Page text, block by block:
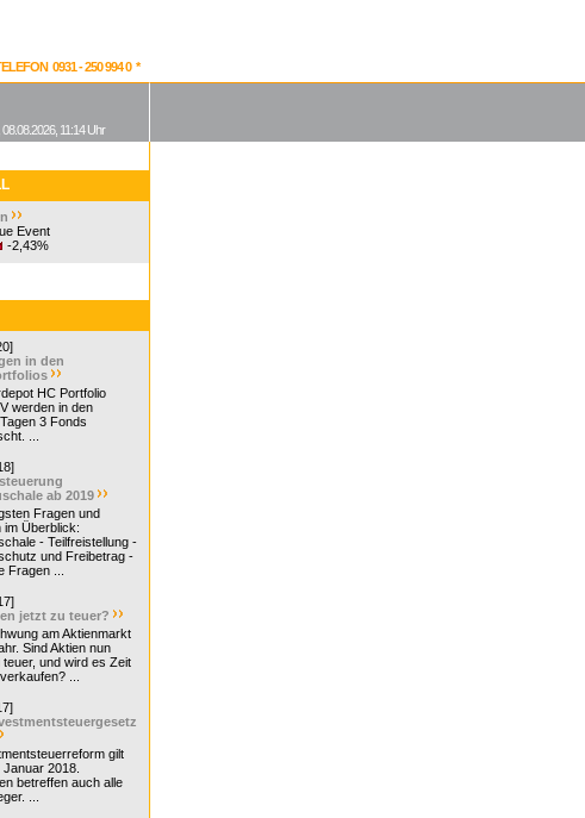
0931 - 250 994 0 *
Event
-2,43%
in den
HC Portfolio
werden in den
3 Fonds
...
ab 2019
Fragen und
im Überblick:
- Teilfreistellung -
und Freibetrag -
Fragen ...
jetzt zu teuer?
am Aktienmarkt
Sind Aktien nun
und wird es Zeit
...
gilt
2018.
betreffen auch alle
...
11:14 Uhr